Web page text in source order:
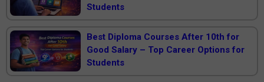
Students
Best Diploma Courses After 10th for
Good Salary – Top Career Options for
Students